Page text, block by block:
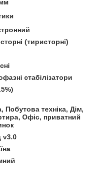
(тиристорні)
стабілізатори
Побутова техніка, Дім,
Офіс, приватний
v3.0